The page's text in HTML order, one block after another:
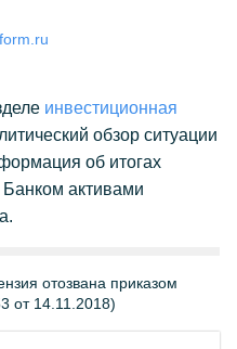
инвестиционная
обзор ситуации
об итогах
Банком активами
отозвана приказом
от 14.11.2018)